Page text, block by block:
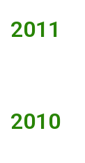
2011
2010